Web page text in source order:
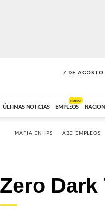
7 DE AGOSTO
LA
ÚLTIMAS NOTICIAS EMPLEOS
NUEVO
MAFIA EN IPS ABC EMPLEOS
Zero